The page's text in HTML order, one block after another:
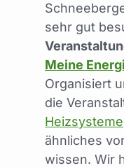
sehr gut
Meine
Organisiert
die
Heizsysteme
ähnliches
wissen. Wir